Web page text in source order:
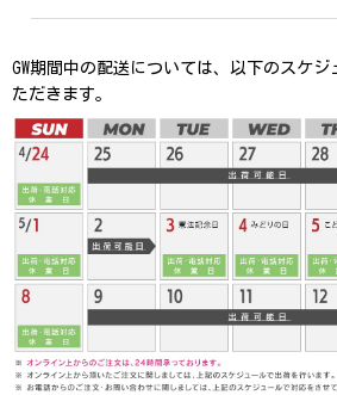
GW期間中の配送については、以下のスケ
ただきます。